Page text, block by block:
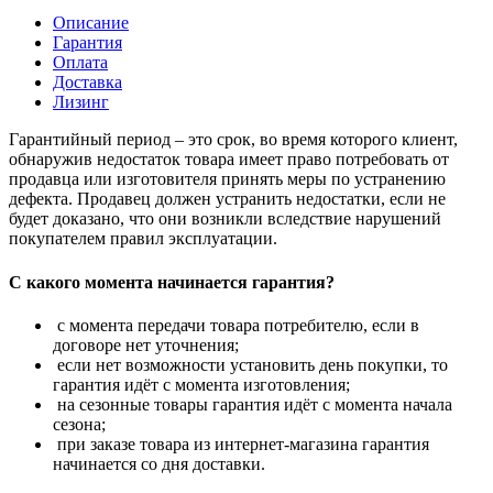
Описание
Гарантия
Оплата
Доставка
Лизинг
Гарантийный период – это срок, во время которого клиент,
обнаружив недостаток товара имеет право потребовать от
продавца или изготовителя принять меры по устранению
дефекта. Продавец должен устранить недостатки, если не
будет доказано, что они возникли вследствие нарушений
покупателем правил эксплуатации.
С какого момента начинается гарантия?
с момента передачи товара потребителю, если в
договоре нет уточнения;
если нет возможности установить день покупки, то
гарантия идёт с момента изготовления;
на сезонные товары гарантия идёт с момента начала
сезона;
при заказе товара из интернет-магазина гарантия
начинается со дня доставки.